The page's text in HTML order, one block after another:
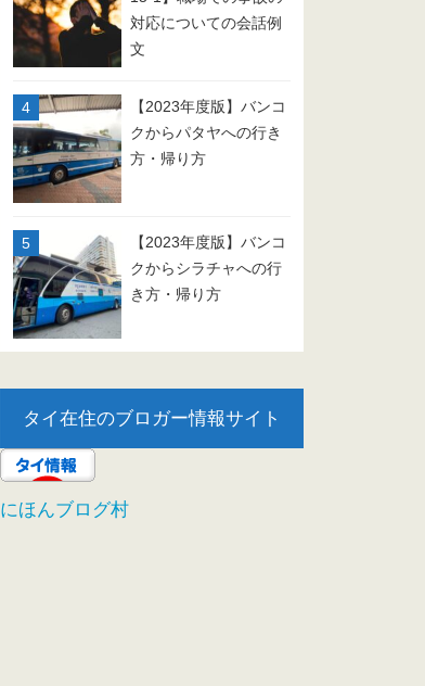
対応についての会話例
文
【2023年度版】バンコ
クからパタヤへの行き
方・帰り方
【2023年度版】バンコ
クからシラチャへの行
き方・帰り方
タイ在住のブロガー情報サイト
にほんブログ村